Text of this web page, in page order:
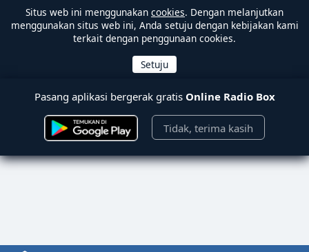
Situs web ini menggunakan cookies. Dengan melanjutkan
menggunakan situs web ini, Anda setuju dengan kebijakan kami
terkait dengan penggunaan cookies.
Pasang aplikasi bergerak gratis Online Radio Box
Tidak, terima kasih